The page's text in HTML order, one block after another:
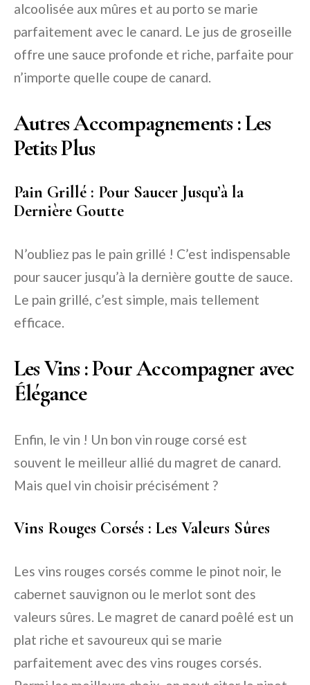
alcoolisée aux mûres et au porto se marie
parfaitement avec le canard. Le jus de groseille
offre une sauce profonde et riche, parfaite pour
n’importe quelle coupe de canard.
Autres Accompagnements : Les
Petits Plus
Pain Grillé : Pour Saucer Jusqu’à la
Dernière Goutte
N’oubliez pas le pain grillé ! C’est indispensable
pour saucer jusqu’à la dernière goutte de sauce.
Le pain grillé, c’est simple, mais tellement
efficace.
Les Vins : Pour Accompagner avec
Élégance
Enfin, le vin ! Un bon vin rouge corsé est
souvent le meilleur allié du magret de canard.
Mais quel vin choisir précisément ?
Vins Rouges Corsés : Les Valeurs Sûres
Les vins rouges corsés comme le pinot noir, le
cabernet sauvignon ou le merlot sont des
valeurs sûres. Le magret de canard poêlé est un
plat riche et savoureux qui se marie
parfaitement avec des vins rouges corsés.